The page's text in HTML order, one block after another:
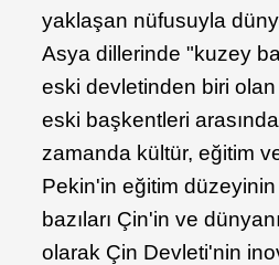
yaklaşan nüfusuyla
Asya dillerinde "kuzey
eski devletinden biri
eski başkentleri
zamanda kültür, eğitim
Pekin'in eğitim düzeyinin
bazıları Çin'in ve
olarak Çin Devleti'nin